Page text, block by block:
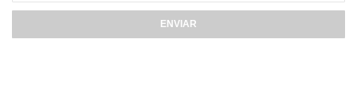
ENVIAR